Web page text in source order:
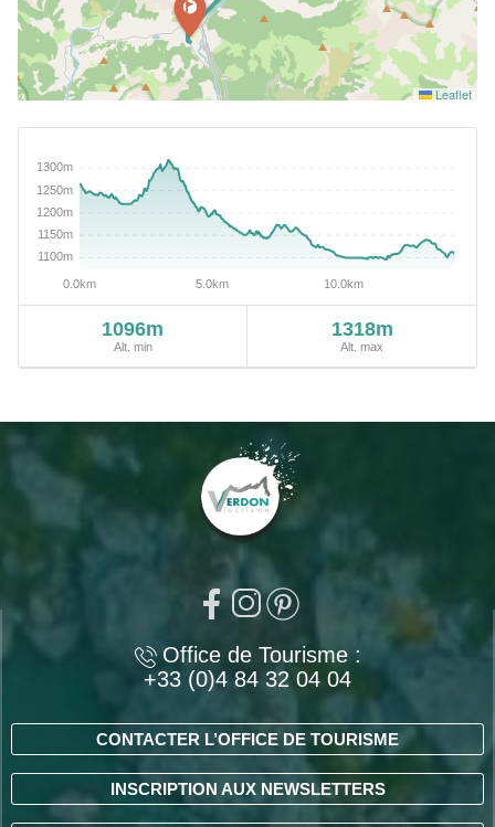
Leaflet
1096m
Alt. min
1318m
Alt. max
Office de Tourisme :
+33 (0)4 84 32 04 04
CONTACTER L’OFFICE DE TOURISME
INSCRIPTION AUX NEWSLETTERS